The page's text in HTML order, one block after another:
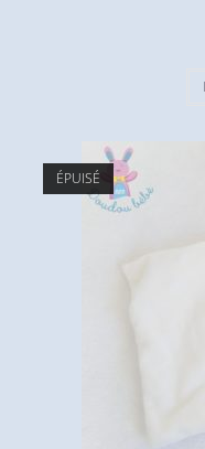
ÉPUISÉ